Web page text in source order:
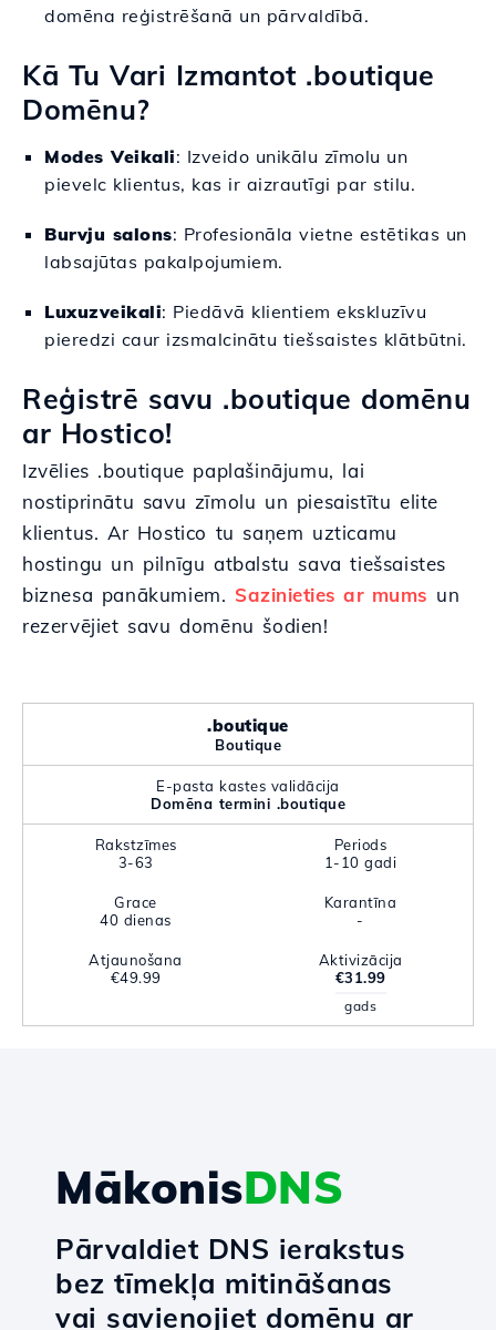
domēna reģistrēšanā un pārvaldībā.
Kā Tu Vari Izmantot .boutique
Domēnu?
Modes Veikali: Izveido unikālu zīmolu un
pievelc klientus, kas ir aizrautīgi par stilu.
Burvju salons: Profesionāla vietne estētikas un
labsajūtas pakalpojumiem.
Luxuzveikali: Piedāvā klientiem ekskluzīvu
pieredzi caur izsmalcinātu tiešsaistes klātbūtni.
Reģistrē savu .boutique domēnu
ar Hostico!
Izvēlies .boutique paplašinājumu, lai
nostiprinātu savu zīmolu un piesaistītu elite
klientus. Ar Hostico tu saņem uzticamu
hostingu un pilnīgu atbalstu sava tiešsaistes
biznesa panākumiem. Sazinieties ar mums un
rezervējiet savu domēnu šodien!
.boutique
Boutique
E-pasta kastes validācija
Domēna termini .boutique
Rakstzīmes
3-63
Periods
1-10 gadi
Grace
40 dienas
Karantīna
-
Atjaunošana
€49.99
Aktivizācija
€31.99
gads
MākonisDNS
Pārvaldiet DNS ierakstus
bez tīmekļa mitināšanas
vai savienojiet domēnu ar